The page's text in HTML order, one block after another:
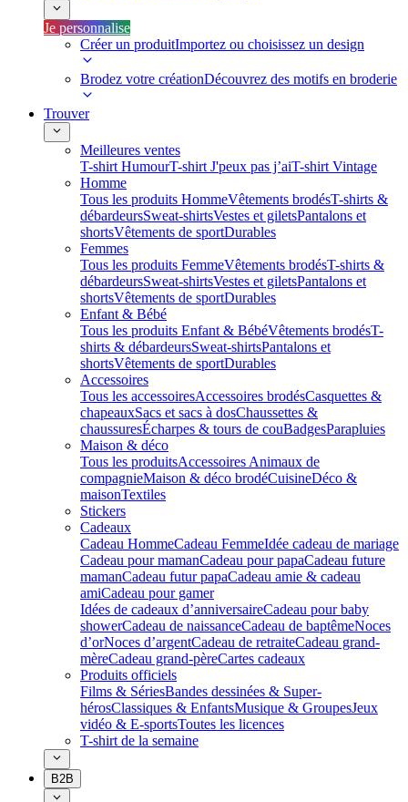
Je personnalise
Créer un produitImportez ou choisissez un design
Brodez votre créationDécouvrez des motifs en broderie
Trouver
Meilleures ventes
T-shirt HumourT-shirt J'peux pas j’aiT-shirt Vintage
Homme
Tous les produits HommeVêtements brodésT-shirts &
débardeursSweat-shirtsVestes et giletsPantalons et
shortsVêtements de sportDurables
Femmes
Tous les produits FemmeVêtements brodésT-shirts &
débardeursSweat-shirtsVestes et giletsPantalons et
shortsVêtements de sportDurables
Enfant & Bébé
Tous les produits Enfant & BébéVêtements brodésT-
shirts & débardeursSweat-shirtsPantalons et
shortsVêtements de sportDurables
Accessoires
Tous les accessoiresAccessoires brodésCasquettes &
chapeauxSacs et sacs à dosChaussettes &
chaussuresÉcharpes & tours de couBadgesParapluies
Maison & déco
Tous les produitsAccessoires Animaux de
compagnieMaison & déco brodéCuisineDéco &
maisonTextiles
Stickers
Cadeaux
Cadeau HommeCadeau FemmeIdée cadeau de mariage​
Cadeau pour mamanCadeau pour papaCadeau future
mamanCadeau futur papaCadeau amie & cadeau
amiCadeau pour gamer
Idées de cadeaux d’anniversaireCadeau pour baby
showerCadeau de naissanceCadeau de baptêmeNoces
d’orNoces d’argentCadeau de retraiteCadeau grand-
mèreCadeau grand-pèreCartes cadeaux
Produits officiels
Films & SériesBandes dessinées & Super-
hérosClassiques & EnfantsMusique & GroupesJeux
vidéo & E-sportsToutes les licences
T-shirt de la semaine
B2B